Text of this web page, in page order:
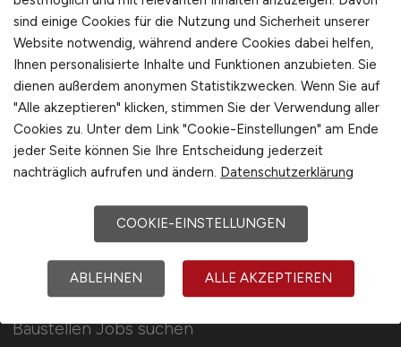
Für Arbeitnehmer
Baustellen Jobs suchen
Für Arbeitgeber
Stellenanzeigen schalten
Mediadaten & Konditionen
Arbeitgeber Seite
Arbeitgeber Kontakt
sind einige Cookies für die Nutzung und Sicherheit unserer
Website notwendig, während andere Cookies dabei helfen,
Ihnen personalisierte Inhalte und Funktionen anzubieten. Sie
dienen außerdem anonymen Statistikzwecken. Wenn Sie auf
"Alle akzeptieren" klicken, stimmen Sie der Verwendung aller
Cookies zu. Unter dem Link "Cookie-Einstellungen" am Ende
jeder Seite können Sie Ihre Entscheidung jederzeit
nachträglich aufrufen und ändern. Datenschutzerklärung
COOKIE-EINSTELLUNGEN
ABLEHNEN ALLE AKZEPTIEREN